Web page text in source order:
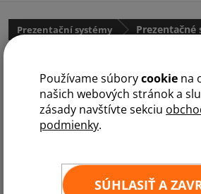
Používame súborycookie na
našich webových stránok a
zásady navštívte sekciu
podmienky.
SÚHLASIŤ A
Prezentační systémy Prezentačné
Bannerová stena